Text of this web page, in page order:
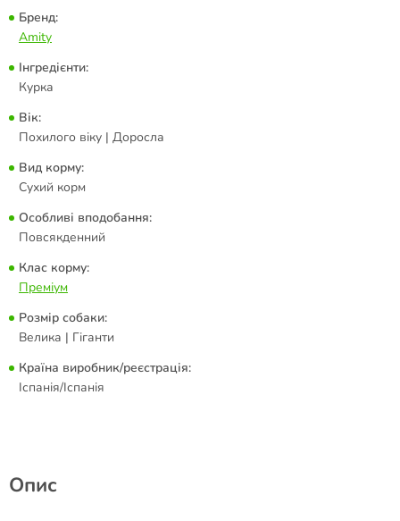
Бренд:
Amity
Інгредієнти:
Курка
Вік:
Похилого віку | Доросла
Вид корму:
Сухий корм
Особливі вподобання:
Повсякденний
Клас корму:
Преміум
Розмір собаки:
Велика | Гіганти
Країна виробник/реєстрація:
Іспанія/Іспанія
Опис